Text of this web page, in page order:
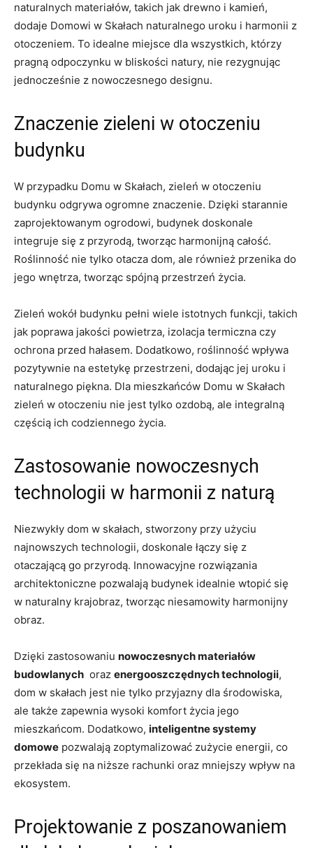
naturalnych materiałów,​ takich ​jak drewno i kamień,
dodaje Domowi w ​Skałach⁤ naturalnego ⁢uroku​ i⁣ harmonii ‌z
otoczeniem. To idealne miejsce dla wszystkich, którzy⁤
pragną‍ odpoczynku w bliskości natury, nie rezygnując
jednocześnie z nowoczesnego designu.
Znaczenie zieleni w otoczeniu
budynku
W ​przypadku Domu w Skałach, ⁣zieleń w otoczeniu
budynku⁣ odgrywa⁤ ogromne znaczenie.⁣ Dzięki ​starannie
zaprojektowanym ogrodowi, budynek‍ doskonale
integruje się ‌z przyrodą, tworząc harmonijną całość.
Roślinność nie‌ tylko otacza dom,‍ ale również przenika do
‍jego wnętrza, tworząc spójną przestrzeń życia.
Zieleń wokół ⁣budynku⁢ pełni​ wiele istotnych ‌funkcji, takich
jak poprawa jakości ⁤powietrza, izolacja ‍termiczna czy
ochrona przed hałasem. Dodatkowo, roślinność wpływa
pozytywnie na estetykę przestrzeni, dodając jej uroku ‌i
naturalnego piękna. Dla​ mieszkańców Domu w Skałach‍
zieleń ⁣w otoczeniu nie ⁤jest tylko ozdobą, ale integralną
częścią ich codziennego⁢ życia.
Zastosowanie nowoczesnych
‌technologii w harmonii z naturą
Niezwykły dom ⁢w skałach,⁣ stworzony ​przy użyciu⁤
najnowszych technologii, doskonale łączy się z⁣
otaczającą go ‌przyrodą. Innowacyjne rozwiązania
architektoniczne pozwalają⁢ budynek​ idealnie wtopić się
w ‍naturalny krajobraz,‌ tworząc niesamowity harmonijny
obraz.
Dzięki zastosowaniu nowoczesnych materiałów
budowlanych ⁢ oraz energooszczędnych technologii,⁢
dom⁣ w skałach jest ⁣nie tylko przyjazny dla⁢ środowiska,
ale​ także zapewnia wysoki ⁣komfort​ życia jego‍
mieszkańcom. Dodatkowo, inteligentne⁢ systemy
domowe pozwalają zoptymalizować zużycie energii, co
przekłada się ​na niższe rachunki oraz mniejszy ​wpływ na
ekosystem.
Projektowanie z poszanowaniem